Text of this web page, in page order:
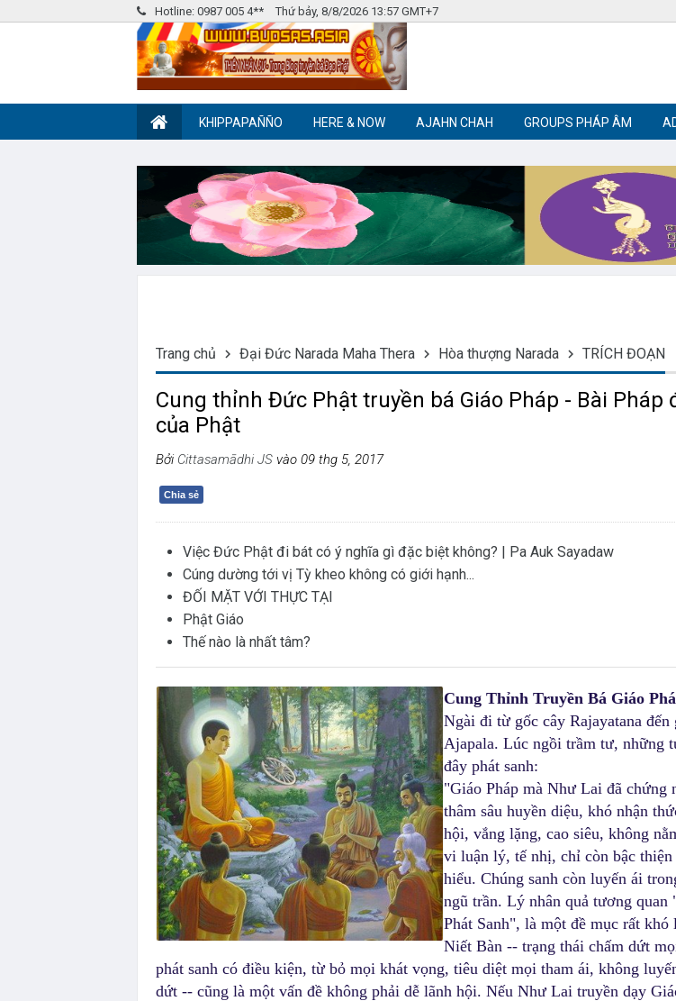
Hotline: 0987 005 4** Thứ bảy, 8/8/2026 13:57 GMT+7
Thiền Phật giáo
KHIPPAPAÑÑO HERE & NOW AJAHN CHAH GROUPS PHÁP ÂM
Trang chủ Đại Đức Narada Maha Thera Hòa thượng Narada TRÍCH ĐOẠN
Cung thỉnh Đức Phật truyền bá Giáo Pháp - Bài Pháp
của Phật
Bởi Cittasamādhi JS vào 09 thg 5, 2017
Chia sẻ
Việc Đức Phật đi bát có ý nghĩa gì đặc biệt không? | Pa Auk Sayadaw
Cúng dường tới vị Tỳ kheo không có giới hạnh...
ĐỐI MẶT VỚI THỰC TẠI
Phật Giáo
Thế nào là nhất tâm?
Cung Thỉnh Truyền Bá Giáo
Ngài đi từ gốc cây Rajayatana đến
Ajapala. Lúc ngồi trầm tư, những
đây phát sanh:
"Giáo Pháp mà Như Lai đã chứng
thâm sâu huyền diệu, khó nhận
hội, vắng lặng, cao siêu, không
vi luận lý, tế nhị, chỉ còn bậc
hiểu. Chúng sanh còn luyến ái
ngũ trần. Lý nhân quả tương quan
Phát Sanh", là một đề mục rất khó
Niết Bàn -- trạng thái chấm dứt
phát sanh có điều kiện, từ bỏ mọi khát vọng, tiêu diệt mọi tham ái, không
dứt -- cũng là một vấn đề không phải dễ lãnh hội. Nếu Như Lai truyền dạy